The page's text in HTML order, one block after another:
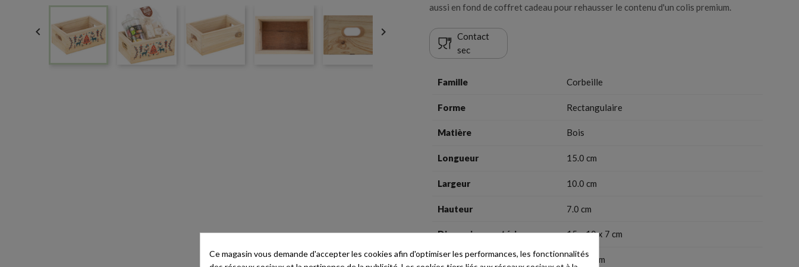
 
aussi en fond de coffret cadeau pour rehausser le contenu d'un colis premium.
Contact
sec
Famille Corbeille
Forme Rectangulaire
Matière Bois
Longueur 15.0 cm
Largeur 10.0 cm
Hauteur 7.0 cm
Dimensions extérieures 15 x 10 x 7 cm
Dimensions fond 15x10 cm
Ce magasin vous demande d'accepter les cookies afin d'optimiser les performances, les fonctionnalités